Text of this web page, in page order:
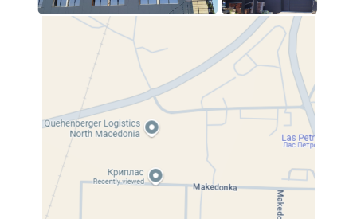
Спални Душеци
Dreamer
Системот за џебно јадро се состои од пружини кои се
независни едни од други и се сместени во меѓусебно